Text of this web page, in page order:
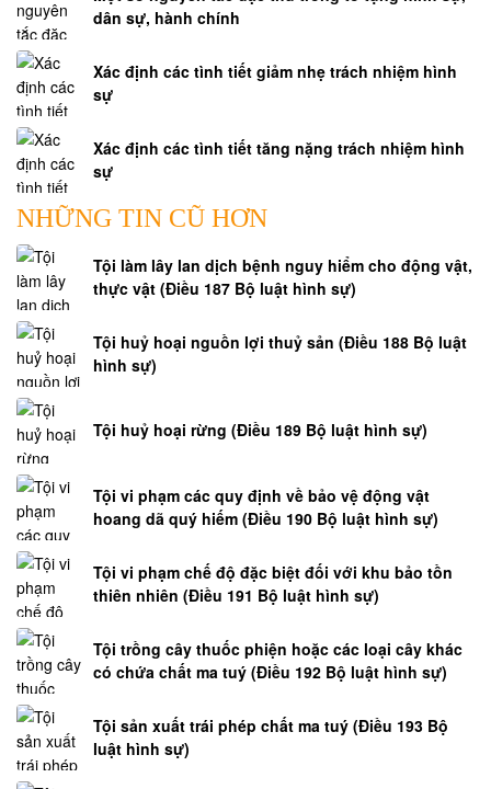
ĐẤT
DỊCH
VỤ
TÁCH
THỬA
NHÀ
ĐẤT
DỊCH
VỤ
XIN
GIẤY
PHÉP
XÂY
DỰNG
NHÀ
DỊCH
VỤ
HOÀN
CÔNG
NHÀ
Ở
LUẬT
SƯ
KINH
TẾ
dân sự, hành chính
Xác định các tình tiết giảm nhẹ trách nhiệm hình
sự
Xác định các tình tiết tăng nặng trách nhiệm hình
sự
NHỮNG TIN CŨ HƠN
Tội làm lây lan dịch bệnh nguy hiểm cho động vật,
thực vật (Điều 187 Bộ luật hình sự)
Tội huỷ hoại nguồn lợi thuỷ sản (Điều 188 Bộ luật
hình sự)
Tội huỷ hoại rừng (Điều 189 Bộ luật hình sự)
Tội vi phạm các quy định về bảo vệ động vật
hoang dã quý hiếm (Điều 190 Bộ luật hình sự)
Tội vi phạm chế độ đặc biệt đối với khu bảo tồn
thiên nhiên (Điều 191 Bộ luật hình sự)
Tội trồng cây thuốc phiện hoặc các loại cây khác
có chứa chất ma tuý (Điều 192 Bộ luật hình sự)
Tội sản xuất trái phép chất ma tuý (Điều 193 Bộ
luật hình sự)